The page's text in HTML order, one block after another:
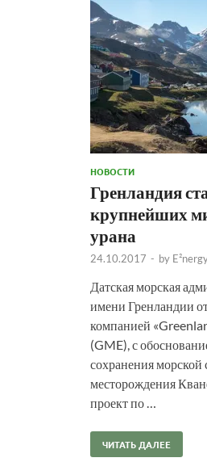
НОВОСТИ
Гренландия
крупнейших
урана
24.10.2017 - by
Датская морская
имени Гренландии
компанией
(GME), с
сохранения морской
месторождения
проект по …
ЧИТАТЬ ДАЛЕЕ